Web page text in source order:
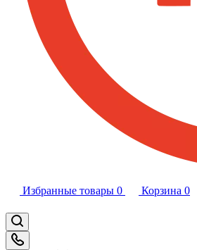
Избранные товары 0 Корзина 0